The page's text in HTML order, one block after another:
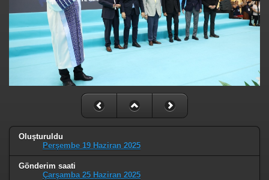
Oluşturuldu
Perşembe 19 Haziran 2025
Gönderim saati
Çarşamba 25 Haziran 2025